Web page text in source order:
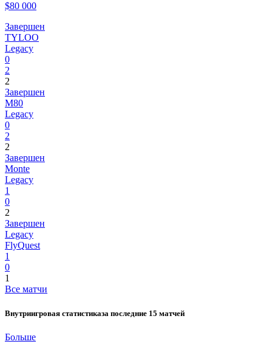
$80 000
Завершен
TYLOO
Legacy
0
2
2
Завершен
M80
Legacy
0
2
2
Завершен
Monte
Legacy
1
0
2
Завершен
Legacy
FlyQuest
1
0
1
Все матчи
Внутриигровая статистиказа последние 15 матчей
Больше